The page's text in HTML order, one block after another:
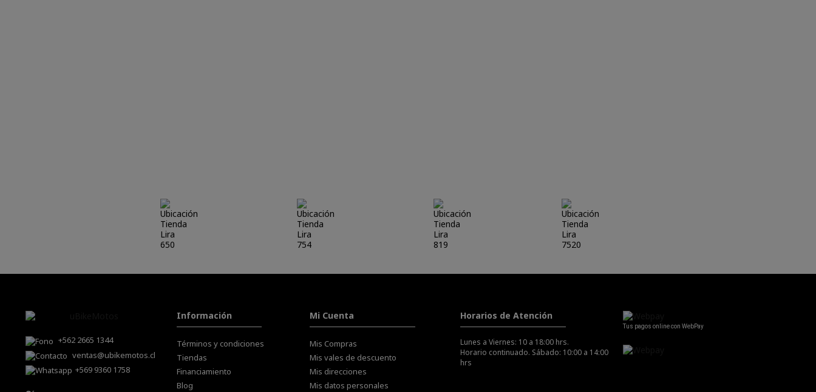
+562 2665 1344
ventas@ubikemotos.cl
+569 9360 1758
Información
Términos y condiciones
Tiendas
Financiamiento
Blog
Mi Cuenta
Mis Compras
Mis vales de descuento
Mis direcciones
Mis datos personales
Horarios de Atención
Lunes a Viernes: 10 a 18:00 hrs.
Horario continuado. Sábado: 10:00 a 14:00
hrs
Tus pagos online con WebPay